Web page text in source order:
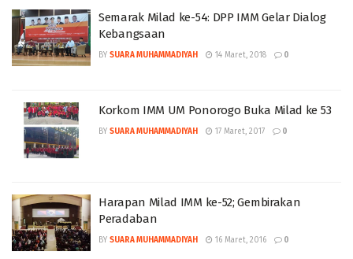
Semarak Milad ke-54: DPP IMM Gelar Dialog
Kebangsaan
BY SUARA MUHAMMADIYAH 14 Maret, 2018 0
Korkom IMM UM Ponorogo Buka Milad ke 53
BY SUARA MUHAMMADIYAH 17 Maret, 2017 0
Harapan Milad IMM ke-52; Gembirakan
Peradaban
BY SUARA MUHAMMADIYAH 16 Maret, 2016 0